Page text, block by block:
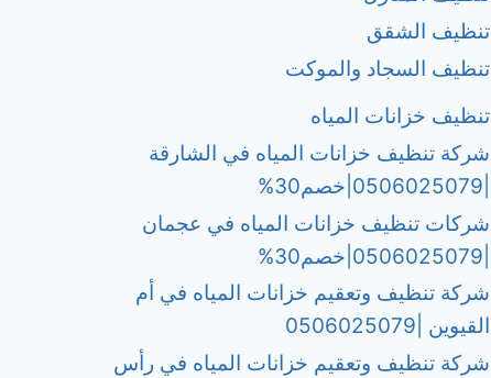
تنظيف الشقق
تنظيف السجاد والموكت
تنظيف خزانات المياه
شركة تنظيف خزانات المياه في الشارقة
شركات تنظيف خزانات المياه في عجمان
شركة تنظيف وتعقيم خزانات المياه في أم
القيوين |0506025079
شركة تنظيف وتعقيم خزانات المياه في رأس